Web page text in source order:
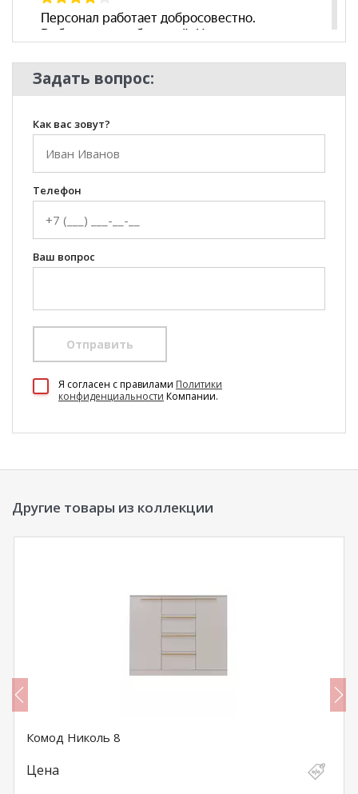
Задать вопрос:
Как вас зовут?
Телефон
Ваш вопрос
Отправить
Я согласен c правилами Политики
конфиденциальности Компании.
Другие товары из коллекции
Комод Николь 8
Цена